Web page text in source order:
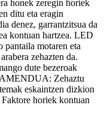
honek zeregin horiek
ditu eta eragin
denez, garrantzitsua da
kontuan hartzea. LED
pantaila motaren eta
zehazten da.
dute bezeroak
Zehaztu
eskaintzen dizkion
horiek kontuan